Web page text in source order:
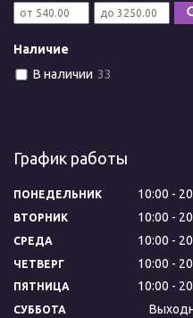
Наличие
В наличии 33
График работы
ПОНЕДЕЛЬНИК 10:00
ВТОРНИК 10:00
СРЕДА 10:00
ЧЕТВЕРГ 10:00
ПЯТНИЦА 10:00
СУББОТА